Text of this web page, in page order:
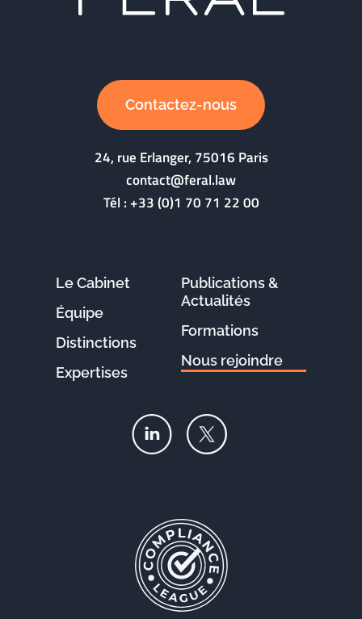
Contactez-nous
24, rue Erlanger, 75016 Paris
contact@feral.law
Tél :+33 (0)1 70 71 22 00
Le Cabinet
Équipe
Distinctions
Expertises
Publications &
Actualités
Formations
Nous rejoindre